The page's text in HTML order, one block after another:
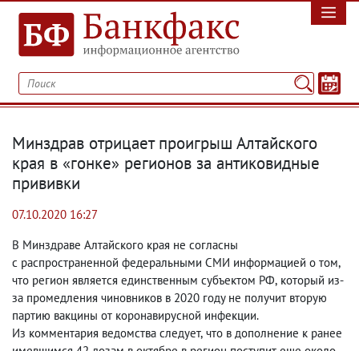
Минздрав отрицает проигрыш Алтайского
края в «гонке» регионов за антиковидные
прививки
07.10.2020 16:27
В Минздраве Алтайского края не согласны
с распространенной федеральными СМИ информацией о том,
что регион является единственным субъектом РФ, который из-
за промедления чиновников в 2020 году не получит вторую
партию вакцины от коронавирусной инфекции.
Из комментария ведомства следует, что в дополнение к ранее